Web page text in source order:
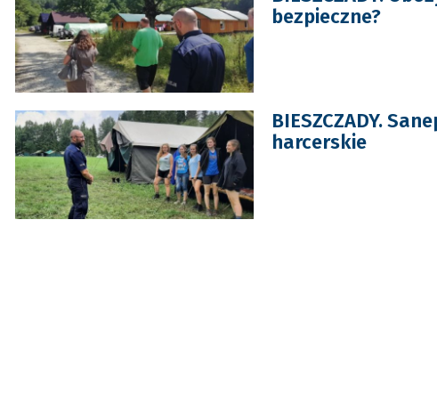
bezpieczne?
BIESZCZADY.
harcerskie